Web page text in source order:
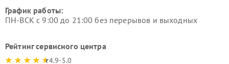
График работы:
ПН-ВСК с 9:00 до 21:00 без перерывов и выходных
Рейтинг сервисного центра
4.9-5.0